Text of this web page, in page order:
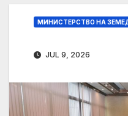
МИНИСТЕРСТВО НА
JUL 9, 2026